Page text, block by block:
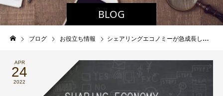
BLOG
ブログ お役立ち情報 シェアリングエコノミーが急成長している５つの理由
APR
24
2022